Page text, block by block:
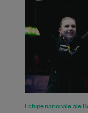
Echipe naționale ale